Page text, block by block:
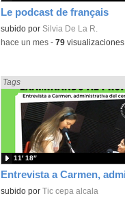
Le podcast de français
Contenido educativo.
subido por Silvia De La R.
-hace un mes- 79visualizaciones
Encontrado «Podcast» en:
Tags
subido por Tic cepa alcala
11′ 18″